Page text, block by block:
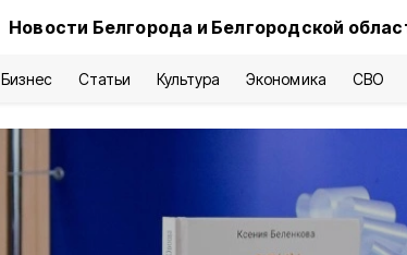
Новости Белгорода и Белгородской
Бизнес Статьи Культура Экономика СВО